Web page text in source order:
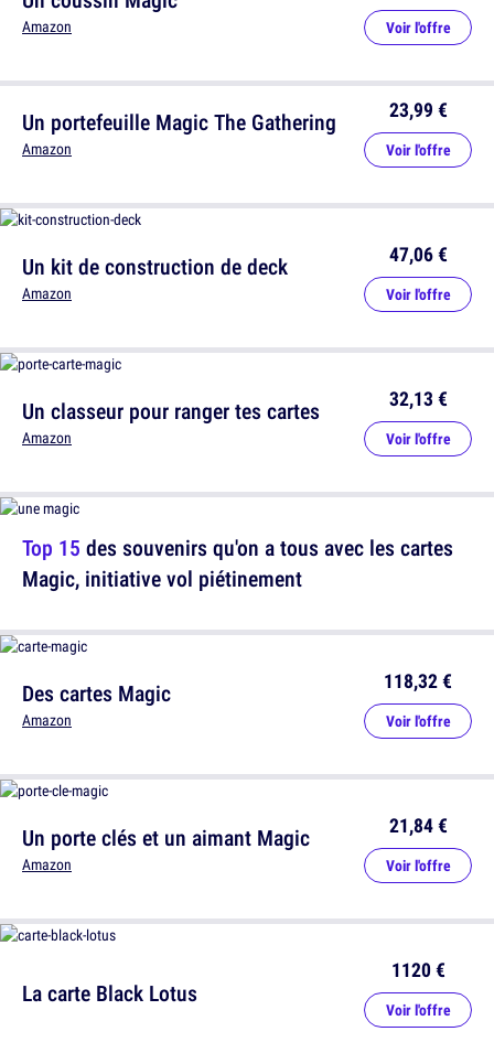
Amazon Voir l'offre
Un kit de construction de deck
Amazon
47,06 €
Voir l'offre
Top 15 des souvenirs qu'on a tous avec les cartes
Magic, initiative vol piétinement
Un porte clés et un aimant Magic
Amazon
21,84 €
Voir l'offre
Un portefeuille Magic The Gathering
Amazon
23,99 €
Voir l'offre
Un classeur pour ranger tes cartes
Amazon
32,13 €
Voir l'offre
Des cartes Magic
Amazon
118,32 €
Voir l'offre
La carte Black Lotus
1120 €
Voir l'offre